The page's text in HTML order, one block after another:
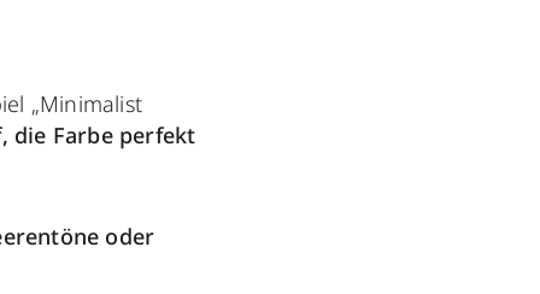
„Minimalist
die Farbe perfekt
oder